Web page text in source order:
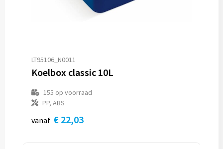
LT95106_N0011
Koelbox classic 10L
155 op voorraad
PP, ABS
vanaf € 22,03